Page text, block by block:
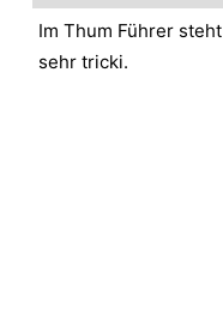
Im Thum Führer
sehr tricki.